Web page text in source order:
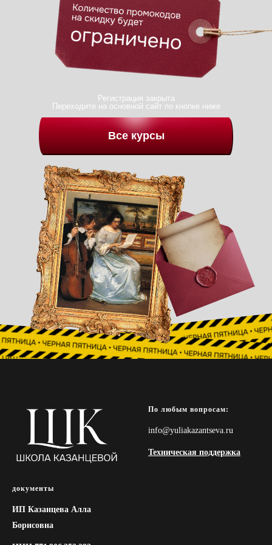
Регистрация закрыта
Переходите на основной сайт по кнопке ниже
Все курсы
По любым вопросам:
info@yuliakazantseva.ru
Техническая поддержка
документы
ИП Казанцева Алла
Борисовна